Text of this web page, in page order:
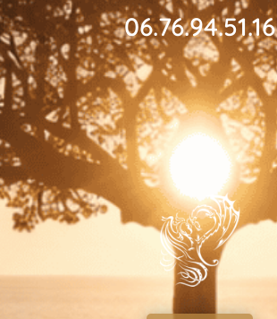
06.76.94.51.16